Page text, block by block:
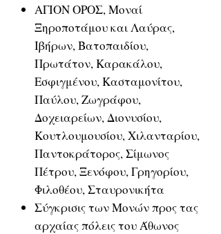
ΑΓΙΟΝ ΟΡΟΣ, Μοναί
Ξηροποτάμου και Λαύρας,
Ιβήρων, Βατοπαιδίου,
Πρωτάτον, Καρακάλου,
Εσφιγμένου, Κασταμονίτου,
Παύλου, Ζωγράφου,
Δοχειαρείων, Διονυσίου,
Κουτλουμουσίου, Χιλανταρίου,
Παντοκράτορος, Σίμωνος
Πέτρου, Ξενόφου, Γρηγορίου,
Φιλοθέου, Σταυρονικήτα
Σύγκρισις των Μονών προς τας
αρχαίας πόλεις του Άθωνος